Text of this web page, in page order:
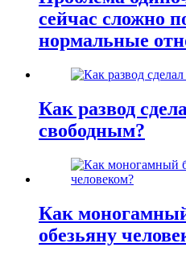
сейчас сложно
нормальные
Как развод
свободным?
Как
обезьяну